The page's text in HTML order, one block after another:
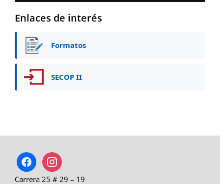
Enlaces de interés
Formatos
SECOP II
facebookinstagram
Carrera 25 # 29 – 19